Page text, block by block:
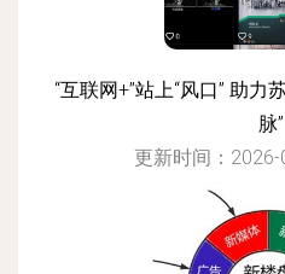
“互联网+”站上“风口” 助力
脉”
更新时间：